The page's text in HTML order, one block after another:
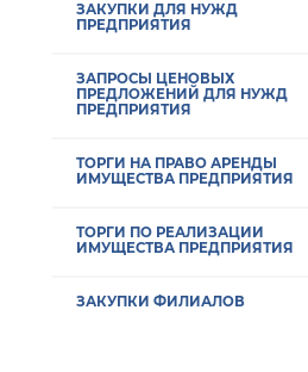
ЗАКУПКИ ДЛЯ НУЖД
ПРЕДПРИЯТИЯ
ЗАПРОСЫ ЦЕНОВЫХ
ПРЕДЛОЖЕНИЙ ДЛЯ НУЖД
ПРЕДПРИЯТИЯ
ТОРГИ НА ПРАВО АРЕНДЫ
ИМУЩЕСТВА ПРЕДПРИЯТИЯ
ТОРГИ ПО РЕАЛИЗАЦИИ
ИМУЩЕСТВА ПРЕДПРИЯТИЯ
ЗАКУПКИ ФИЛИАЛОВ